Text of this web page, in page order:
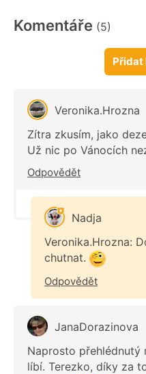
Komentáře (5)
Přidat
Veronika.Hrozna
Zítra zkusím, jako
Už nic po Vánocích
Odpovědět
Nadja
Veronika.Hrozna:
chutnat.
Odpovědět
JanaDorazinova
Naprosto přehlédnutý
líbí. Terezko, díky za